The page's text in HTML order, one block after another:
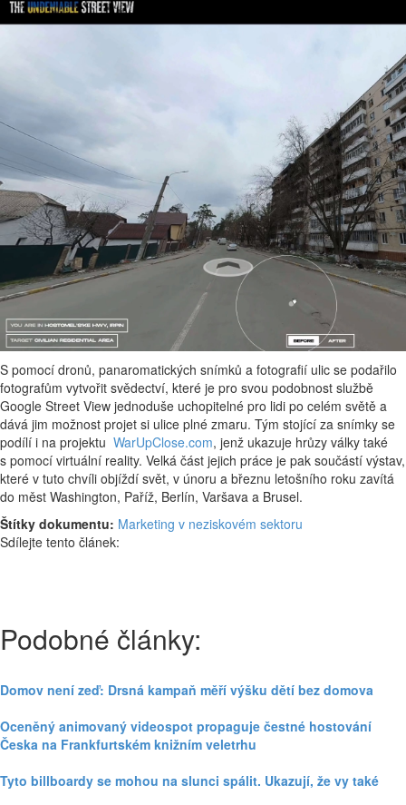
S pomocí dronů, panaromatických snímků a fotografií ulic se podařilo
fotografům vytvořit svědectví, které je pro svou podobnost službě
Google Street View jednoduše uchopitelné pro lidi po celém světě a
dává jim možnost projet si ulice plné zmaru. Tým stojící za snímky se
podílí i na projektu WarUpClose.com, jenž ukazuje hrůzy války také
s pomocí virtuální reality. Velká část jejich práce je pak součástí výstav,
které v tuto chvíli objíždí svět, v únoru a březnu letošního roku zavítá
do měst Washington, Paříž, Berlín, Varšava a Brusel.
Štítky dokumentu: Marketing v neziskovém sektoru
Sdílejte tento článek:
Podobné články:
Domov není zeď: Drsná kampaň měří výšku dětí bez domova
Oceněný animovaný videospot propaguje čestné hostování
Česka na Frankfurtském knižním veletrhu
Tyto billboardy se mohou na slunci spálit. Ukazují, že vy také